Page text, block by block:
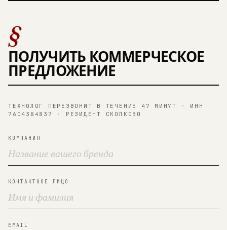
§
ПОЛУЧИТЬ КОММЕРЧЕСКОЕ
ПРЕДЛОЖЕНИЕ
ТЕХНОЛОГ ПЕРЕЗВОНИТ В ТЕЧЕНИЕ 47 МИНУТ · ИНН
7604384837 · РЕЗИДЕНТ СКОЛКОВО
КОМПАНИЯ
КОНТАКТНОЕ ЛИЦО
EMAIL